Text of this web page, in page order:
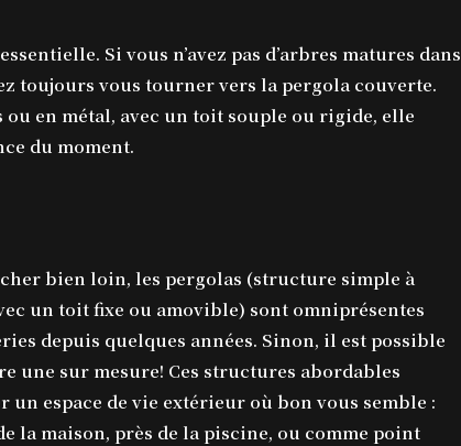
Si vous n’avez pas d’arbres matures dans
toujours vous tourner vers la pergola couverte.
ou en métal, avec un toit souple ou rigide, elle
du moment.
bien loin, les pergolas (structure simple à
un toit fixe ou amovible) sont omniprésentes
depuis quelques années. Sinon, il est possible
une sur mesure! Ces structures abordables
un espace de vie extérieur où bon vous semble :
la maison, près de la piscine, ou comme point